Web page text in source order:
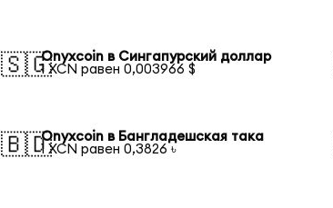
🇸🇬Onyxcoin в Сингапурский доллар
1 XCN равен 0,003966 $
🇧🇩Onyxcoin в Бангладешская така
1 XCN равен 0,3826 ৳